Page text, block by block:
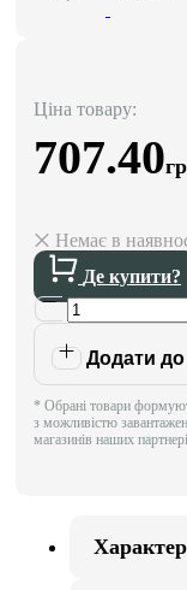
Ціна товару:
707.40
Немає в
Де купити?
Додати до
* Обрані товари
з можливістю
магазинів наших